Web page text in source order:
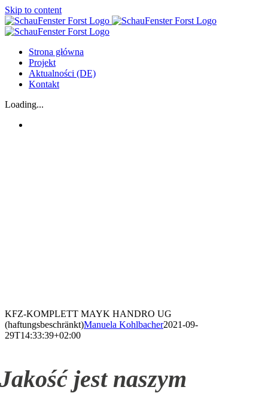
Skip to content
Strona główna
Projekt
Aktualności (DE)
Kontakt
Loading...
KFZ-KOMPLETT MAYK HANDRO UG
(haftungsbeschränkt)Manuela Kohlbacher2021-09-
29T14:33:39+02:00
Jakość jest naszym